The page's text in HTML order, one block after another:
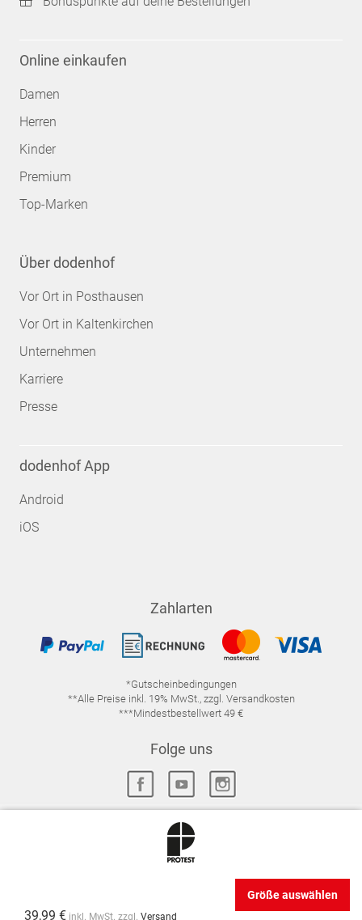
39,99 € inkl. MwSt. zzgl. Versand
Größe auswählen
Online einkaufen
Damen
Herren
Kinder
Premium
Top-Marken
Über dodenhof
Vor Ort in Posthausen
Vor Ort in Kaltenkirchen
Unternehmen
Karriere
Presse
dodenhof App
Android
iOS
Zahlarten
*Gutscheinbedingungen
**Alle Preise inkl. 19% MwSt., zzgl. Versandkosten
***Mindestbestellwert 49 €
Folge uns
DATENSCHUTZ
WIDERRUFSRECHT
VERTRAG WIDERRUFEN